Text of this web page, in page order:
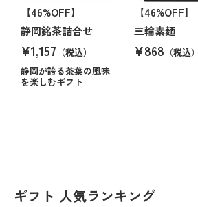
【46%OFF】
静岡銘茶詰合せ
¥1,157 （税込）
静岡が誇る茶葉の風味
を楽しむギフト
【46%OFF】
三輪素麺
¥868 （税込）
ギフト 人気ランキング